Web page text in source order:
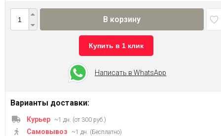
В корзину
Купить в 1 клик
Написать в WhatsApp
Варианты доставки:
Курьер ~1 дн. (от 300 руб.)
Самовывоз ~1 дн. (Бесплатно)